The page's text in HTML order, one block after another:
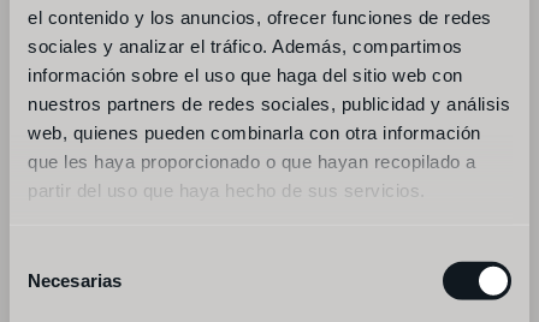
el contenido y los anuncios, ofrecer funciones de redes
sociales y analizar el tráfico. Además, compartimos
información sobre el uso que haga del sitio web con
nuestros partners de redes sociales, publicidad y análisis
web, quienes pueden combinarla con otra información
que les haya proporcionado o que hayan recopilado a
partir del uso que haya hecho de sus servicios.
Necesarias
privacy policy
subscribe